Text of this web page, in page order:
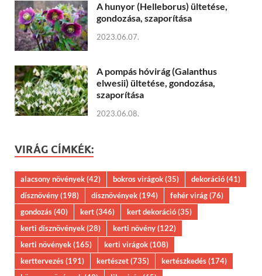
A hunyor (Helleborus) ültetése,
gondozása, szaporítása
2023.06.07.
A pompás hóvirág (Galanthus
elwesii) ültetése, gondozása,
szaporítása
2023.06.08.
VIRÁG CÍMKÉK:
alacsony növények(42) bokros virágok(35) dekoráció(41)
dísznövény(198) dísznövények(194) fehér virág(76)
gondozás(40) kert(346) kert dekoráció(35)
kerti dísznövények(28) kerti növény(122)
kerti növények(165) kerti virágok(108)
kerttervezés(191) kertészet(735) kertészkedés(174)